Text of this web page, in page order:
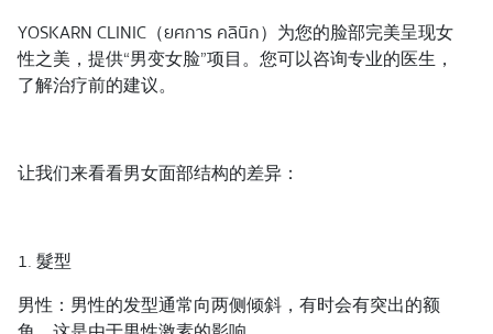
YOSKARN CLINIC（ยศการ คลินิก）为您的脸部完美呈现女
性之美，提供“男变女脸”项目。您可以咨询专业的医生，
了解治疗前的建议。
让我们来看看男女面部结构的差异：
1. 髮型
男性：男性的发型通常向两侧倾斜，有时会有突出的额